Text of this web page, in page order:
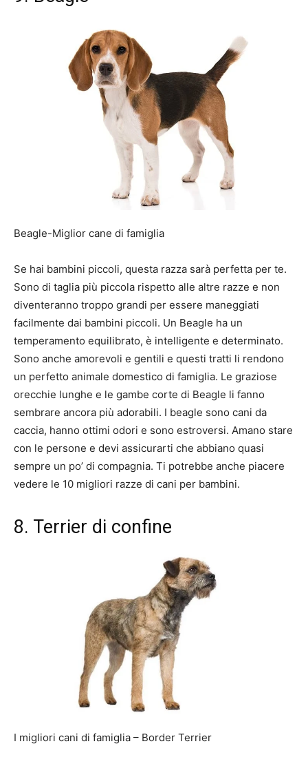
Beagle-Miglior cane di famiglia
Se hai bambini piccoli, questa razza sarà perfetta per te.
Sono di taglia più piccola rispetto alle altre razze e non
diventeranno troppo grandi per essere maneggiati
facilmente dai bambini piccoli. Un Beagle ha un
temperamento equilibrato, è intelligente e determinato.
Sono anche amorevoli e gentili e questi tratti li rendono
un perfetto animale domestico di famiglia. Le graziose
orecchie lunghe e le gambe corte di Beagle li fanno
sembrare ancora più adorabili. I beagle sono cani da
caccia, hanno ottimi odori e sono estroversi. Amano stare
con le persone e devi assicurarti che abbiano quasi
sempre un po’ di compagnia. Ti potrebbe anche piacere
vedere le 10 migliori razze di cani per bambini.
8. Terrier di confine
I migliori cani di famiglia – Border Terrier